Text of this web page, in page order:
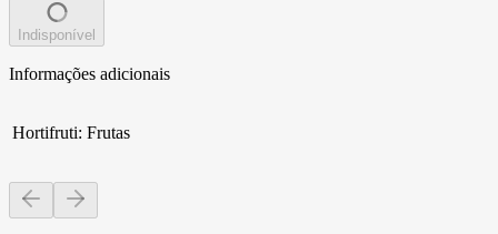
Indisponível
Informações adicionais
Hortifruti: Frutas